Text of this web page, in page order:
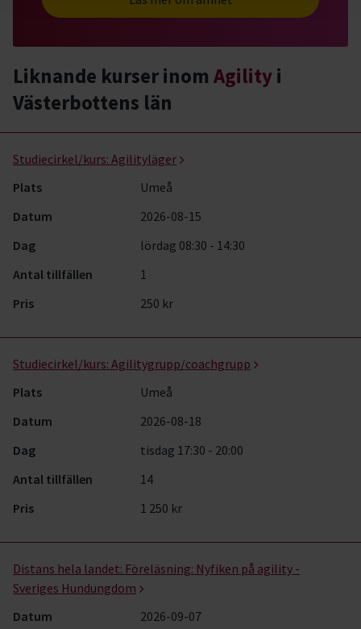
Liknande kurser inom Agilityi
Västerbottens län
Studiecirkel/kurs: Agilityläger
Plats
Umeå
Datum
2026-08-15
Dag
lördag 08:30 - 14:30
Antal tillfällen
1
Pris
250 kr
Studiecirkel/kurs: Agilitygrupp/coachgrupp
Plats
Umeå
Datum
2026-08-18
Dag
tisdag 17:30 - 20:00
Antal tillfällen
14
Pris
1 250 kr
Distans hela landet: Föreläsning: Nyfiken på agility -
Sveriges Hundungdom
Datum
2026-09-07